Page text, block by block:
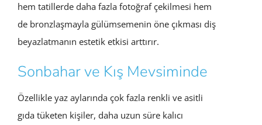
hem tatillerde daha fazla fotoğraf çekilmesi hem
de bronzlaşmayla gülümsemenin öne çıkması diş
beyazlatmanın estetik etkisi arttırır.
Sonbahar ve Kış Mevsiminde
Özellikle yaz aylarında çok fazla renkli ve asitli
gıda tüketen kişiler, daha uzun süre kalıcı